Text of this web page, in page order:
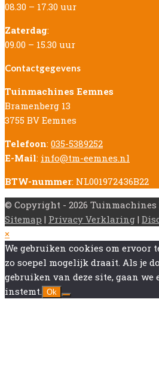
08.30 – 17.30 uur
Zaterdag:
09.00 – 15.30 uur
Contactgegevens
Tuinmachines Eemnes
Bramenberg 13
3755 BV Eemnes
Telefoon: 035-5389252
E-Mail: info@tm-eemnes.nl
BTW-nummer: NL001972436B22
© Copyright - 2026 Tuinmachines
Sitemap | Privacy Verklaring |
Back
To
Top
×
We gebruiken cookies om ervoor
zo soepel mogelijk draait. Als je
gebruiken van deze site, gaan we
instemt. Ok